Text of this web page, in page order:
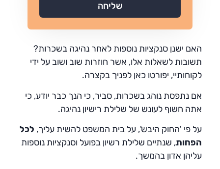
שליחה
האם ישנן סנקציות נוספות לאחר נהיגה בשכרות?
תשובות לשאלות אלו, אשר חוזרות שוב ושוב על ידי
לקוחותיי, יפורטו כאן לפניך בקצרה.
אם נתפסת נוהג בשכרות, סביר, כי הנך כבר יודע, כי
אתה חשוף לעונש של שלילת רישיון נהיגה.
על פי 'החוק היבש', על בית המשפט להשית עליך, לכל
הפחות, שנתיים שלילת רשיון בפועל וסנקציות נוספות
עליהן אדון בהמשך.